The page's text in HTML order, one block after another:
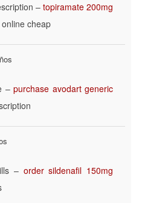
–topiramate 200mg
cheap
–purchase avodart generic
– order sildenafil 150mg